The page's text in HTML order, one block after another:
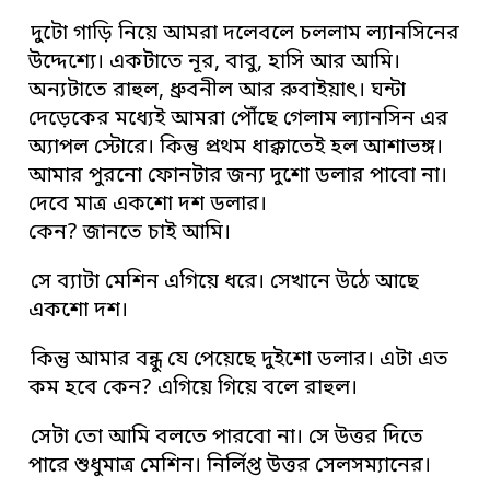
দুটো গাড়ি নিয়ে আমরা দলেবলে চললাম ল্যানসিনের
উদ্দেশ্যে। একটাতে নূর, বাবু, হাসি আর আমি।
অন্যটাতে রাহুল, ধ্রুবনীল আর রুবাইয়াৎ। ঘন্টা
দেড়েকের মধ্যেই আমরা পৌঁছে গেলাম ল্যানসিন এর
অ্যাপল স্টোরে। কিন্তু প্রথম ধাক্কাতেই হল আশাভঙ্গ।
আমার পুরনো ফোনটার জন্য দুশো ডলার পাবো না।
দেবে মাত্র একশো দশ ডলার।
কেন? জানতে চাই আমি।
সে ব্যাটা মেশিন এগিয়ে ধরে। সেখানে উঠে আছে
একশো দশ।
কিন্তু আমার বন্ধু যে পেয়েছে দুইশো ডলার। এটা এত
কম হবে কেন? এগিয়ে গিয়ে বলে রাহুল।
সেটা তো আমি বলতে পারবো না। সে উত্তর দিতে
পারে শুধুমাত্র মেশিন। নির্লিপ্ত উত্তর সেলসম্যানের।